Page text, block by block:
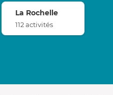
La Rochelle
112 activités